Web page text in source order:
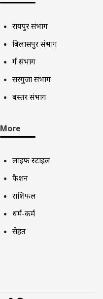
रायपुर संभाग
बिलासपुर संभाग
दुर्ग संभाग
सरगुजा संभाग
बस्तर संभाग
More
लाइफ स्टाइल
फैशन
राशिफल
धर्म-कर्म
सेहत